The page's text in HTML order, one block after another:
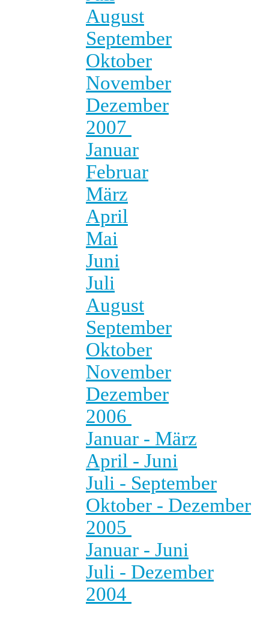
August
September
Oktober
November
Dezember
2007
Januar
Februar
März
April
Mai
Juni
Juli
August
September
Oktober
November
Dezember
2006
Januar - März
April - Juni
Juli - September
Oktober - Dezember
2005
Januar - Juni
Juli - Dezember
2004